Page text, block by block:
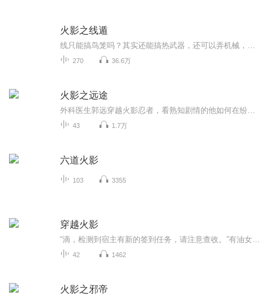
火影之线遁
270 36.6万
火影之远途
43 1.7万
六道火影
103 3355
穿越火影
42 1462
火影之邪帝